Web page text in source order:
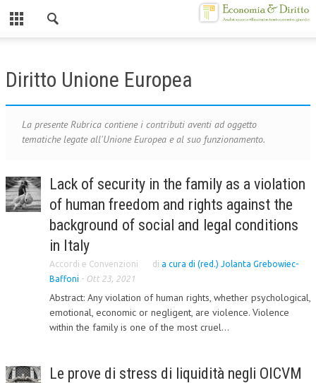
CHI SIAMO
CONTATTI
CENTRO STUDI
ATTO COSTITUTIVO E STATUTO
ORGANIZZAZIONE
OBIETTIVI
DIREZIONE SCIENTIFICA
ALTA FORMAZIONE
Diritto Unione Europea
La presente Rubrica contiene i contributi aventi ad oggetto
tematiche legate all'Unione Europea e al suo funzionamento.
Lack of security in the family as a violation
of human freedom and rights against the
background of social and legal conditions
in Italy
Accordi e Convenzioni di a cura di (red.) Jolanta Grebowiec-
Baffoni - Ott 23, 2021
Abstract: Any violation of human rights, whether psychological,
emotional, economic or negligent, are violence. Violence
within the family is one of the most cruel...
Le prove di stress di liquidità negli OICVM